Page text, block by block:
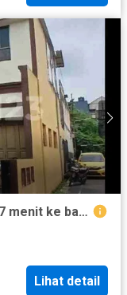
rumah di candi kalasan manyaran 17 menit ke bandara internasional
Lihat detail